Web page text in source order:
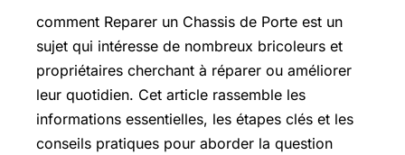
comment Reparer un Chassis de Porte est un
sujet qui intéresse de nombreux bricoleurs et
propriétaires cherchant à réparer ou améliorer
leur quotidien. Cet article rassemble les
informations essentielles, les étapes clés et les
conseils pratiques pour aborder la question